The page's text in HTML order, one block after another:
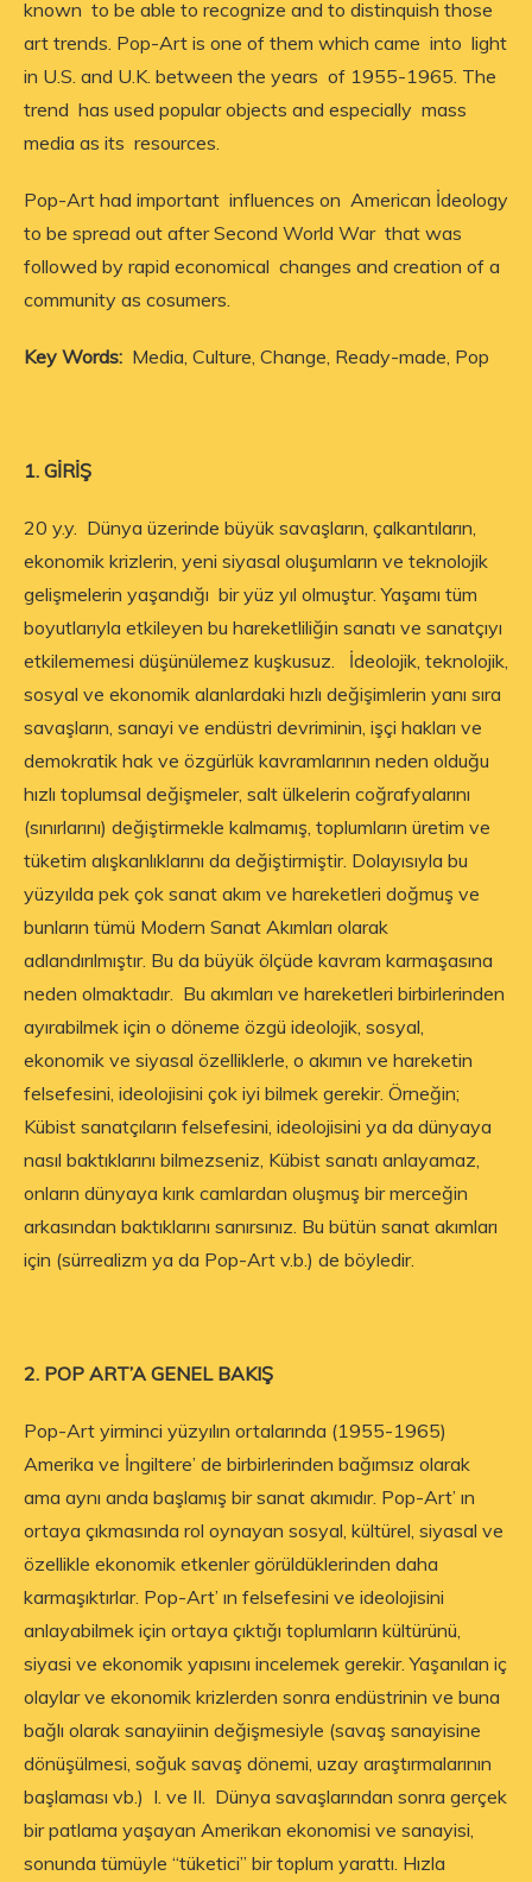
known to be able to recognize and to distinquish those
art trends. Pop-Art is one of them which came into light
in U.S. and U.K. between the years of 1955-1965. The
trend has used popular objects and especially mass
media as its resources.
Pop-Art had important influences on American İdeology
to be spread out after Second World War that was
followed by rapid economical changes and creation of a
community as cosumers.
Key Words: Media, Culture, Change, Ready-made, Pop
1. GİRİŞ
20 y.y. Dünya üzerinde büyük savaşların, çalkantıların,
ekonomik krizlerin, yeni siyasal oluşumların ve teknolojik
gelişmelerin yaşandığı bir yüz yıl olmuştur. Yaşamı tüm
boyutlarıyla etkileyen bu hareketliliğin sanatı ve sanatçıyı
etkilememesi düşünülemez kuşkusuz. İdeolojik, teknolojik,
sosyal ve ekonomik alanlardaki hızlı değişimlerin yanı sıra
savaşların, sanayi ve endüstri devriminin, işçi hakları ve
demokratik hak ve özgürlük kavramlarının neden olduğu
hızlı toplumsal değişmeler, salt ülkelerin coğrafyalarını
(sınırlarını) değiştirmekle kalmamış, toplumların üretim ve
tüketim alışkanlıklarını da değiştirmiştir. Dolayısıyla bu
yüzyılda pek çok sanat akım ve hareketleri doğmuş ve
bunların tümü Modern Sanat Akımları olarak
adlandırılmıştır. Bu da büyük ölçüde kavram karmaşasına
neden olmaktadır. Bu akımları ve hareketleri birbirlerinden
ayırabilmek için o döneme özgü ideolojik, sosyal,
ekonomik ve siyasal özelliklerle, o akımın ve hareketin
felsefesini, ideolojisini çok iyi bilmek gerekir. Örneğin;
Kübist sanatçıların felsefesini, ideolojisini ya da dünyaya
nasıl baktıklarını bilmezseniz, Kübist sanatı anlayamaz,
onların dünyaya kırık camlardan oluşmuş bir merceğin
arkasından baktıklarını sanırsınız. Bu bütün sanat akımları
için (sürrealizm ya da Pop-Art v.b.) de böyledir.
2. POP ART’A GENEL BAKIŞ
Pop-Art yirminci yüzyılın ortalarında (1955-1965)
Amerika ve İngiltere’ de birbirlerinden bağımsız olarak
ama aynı anda başlamış bir sanat akımıdır. Pop-Art’ ın
ortaya çıkmasında rol oynayan sosyal, kültürel, siyasal ve
özellikle ekonomik etkenler görüldüklerinden daha
karmaşıktırlar. Pop-Art’ ın felsefesini ve ideolojisini
anlayabilmek için ortaya çıktığı toplumların kültürünü,
siyasi ve ekonomik yapısını incelemek gerekir. Yaşanılan iç
olaylar ve ekonomik krizlerden sonra endüstrinin ve buna
bağlı olarak sanayiinin değişmesiyle (savaş sanayisine
dönüşülmesi, soğuk savaş dönemi, uzay araştırmalarının
başlaması vb.) I. ve II. Dünya savaşlarından sonra gerçek
bir patlama yaşayan Amerikan ekonomisi ve sanayisi,
sonunda tümüyle “tüketici” bir toplum yarattı. Hızla